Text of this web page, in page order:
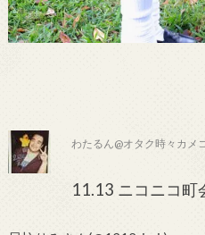
わたるん@オタク時々カメ
11.13 ニコニコ町